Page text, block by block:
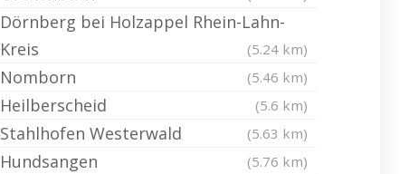
Dörnberg bei Holzappel Rhein-Lahn-
Kreis
(5.24 km)
Nomborn (5.46 km)
Heilberscheid (5.6 km)
Stahlhofen Westerwald (5.63 km)
Hundsangen (5.76 km)